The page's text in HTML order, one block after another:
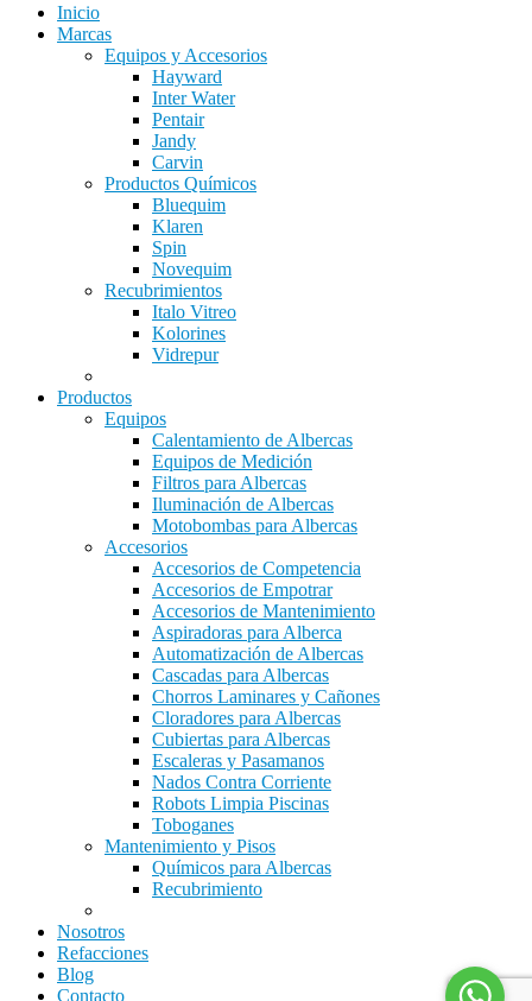
Inicio
Marcas
Equipos y Accesorios
Hayward
Inter Water
Pentair
Jandy
Carvin
Productos Químicos
Bluequim
Klaren
Spin
Novequim
Recubrimientos
Italo Vitreo
Kolorines
Vidrepur
Productos
Equipos
Calentamiento de Albercas
Equipos de Medición
Filtros para Albercas
Iluminación de Albercas
Motobombas para Albercas
Accesorios
Accesorios de Competencia
Accesorios de Empotrar
Accesorios de Mantenimiento
Aspiradoras para Alberca
Automatización de Albercas
Cascadas para Albercas
Chorros Laminares y Cañones
Cloradores para Albercas
Cubiertas para Albercas
Escaleras y Pasamanos
Nados Contra Corriente
Robots Limpia Piscinas
Toboganes
Mantenimiento y Pisos
Químicos para Albercas
Recubrimiento
Nosotros
Refacciones
Blog
Contacto